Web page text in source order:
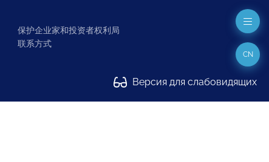
保护企业家和投资者权利局
联系方式
Версия для слабовидящих
CN